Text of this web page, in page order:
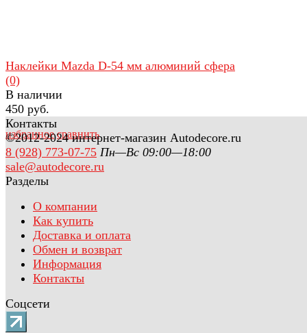
избранное сравнить
Наклейки Mazda D-54 мм алюминий сфера
(0)
В наличии
450 руб.
Контакты
©2012-2024 интернет-магазин Autodecore.ru
8 (928) 773-07-75 Пн—Вс 09:00—18:00
sale@autodecore.ru
Разделы
О компании
Как купить
Доставка и оплата
Обмен и возврат
Информация
Контакты
Соцсети